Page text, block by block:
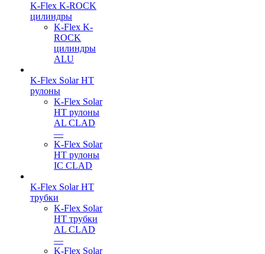
K-Flex K-ROCK
цилиндры
K-Flex K-
ROCK
цилиндры
ALU
K-Flex Solar HT
рулоны
K-Flex Solar
HT рулоны
AL CLAD
—
K-Flex Solar
HT рулоны
IC CLAD
K-Flex Solar HT
трубки
K-Flex Solar
HT трубки
AL CLAD
—
K-Flex Solar